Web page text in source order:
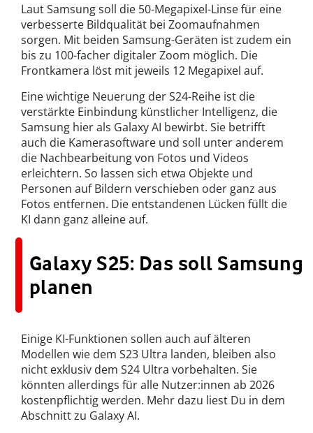
Laut Samsung soll die 50-Megapixel-Linse für eine
verbesserte Bildqualität bei Zoomaufnahmen
sorgen. Mit beiden Samsung-Geräten ist zudem ein
bis zu 100-facher digitaler Zoom möglich. Die
Frontkamera löst mit jeweils 12 Megapixel auf.
Eine wichtige Neuerung der S24-Reihe ist die
verstärkte Einbindung künstlicher Intelligenz, die
Samsung hier als Galaxy AI bewirbt. Sie betrifft
auch die Kamerasoftware und soll unter anderem
die Nachbearbeitung von Fotos und Videos
erleichtern. So lassen sich etwa Objekte und
Personen auf Bildern verschieben oder ganz aus
Fotos entfernen. Die entstandenen Lücken füllt die
KI dann ganz alleine auf.
Galaxy S25: Das soll Samsung
planen
Einige KI-Funktionen sollen auch auf älteren
Modellen wie dem S23 Ultra landen, bleiben also
nicht exklusiv dem S24 Ultra vorbehalten. Sie
könnten allerdings für alle Nutzer:innen ab 2026
kostenpflichtig werden. Mehr dazu liest Du in dem
Abschnitt zu Galaxy AI.